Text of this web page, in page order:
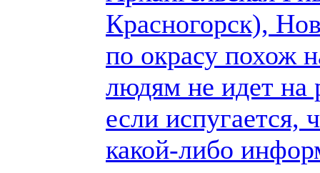
Красногорск),
по окрасу похож
людям не идет на
если испугается,
какой-либо